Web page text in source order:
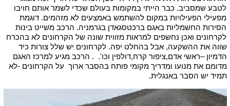
לטבע שמסביב. כבר הייתי במקומות בעולם שכדי לשמר אותם חויבו
מפעילי הפעילויות במקום להשתמש באמצעים לא מזהמים. דוגמת
הסירות החשמליות באגם ברכטסגאדן בגרמניה. הרכב משייט בינות
לקרחונים ואכן נחשפים למראות מזווית שונה של הקרחונים לא בהכרח
שווה את ההשקעה, אבל בהחלט יפה. לקרחונים יש שלל צורות כיד
הדמיון –ראשי אדם,ציפור קרח,דולפין וכו'. . הרכב מגיע למרכז האגם
מדומם את מנועו ומדריך מקומי פותח בהסבר ארוך על הקרחונים -לא
תמיד יש הסבר באנגלית.